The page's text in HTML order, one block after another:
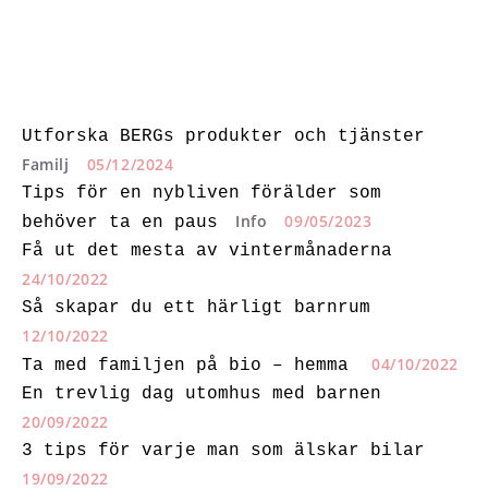
Utforska BERGs produkter och tjänster
Familj 05/12/2024
Tips för en nybliven förälder som
behöver ta en paus
Info 09/05/2023
Få ut det mesta av vintermånaderna
24/10/2022
Så skapar du ett härligt barnrum
12/10/2022
Ta med familjen på bio – hemma 04/10/2022
En trevlig dag utomhus med barnen
20/09/2022
3 tips för varje man som älskar bilar
19/09/2022